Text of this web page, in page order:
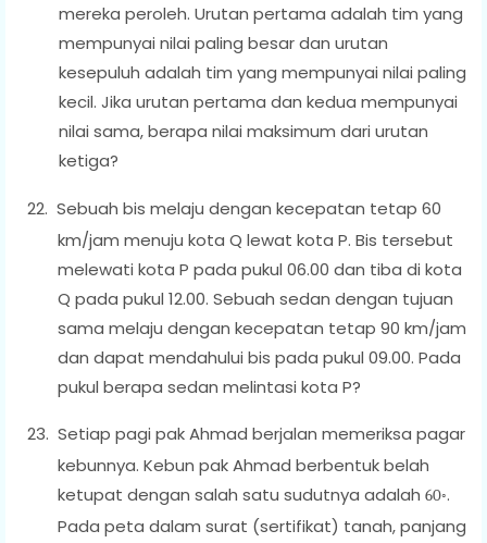
mereka peroleh. Urutan pertama adalah tim yang
mempunyai nilai paling besar dan urutan
kesepuluh adalah tim yang mempunyai nilai paling
kecil. Jika urutan pertama dan kedua mempunyai
nilai sama, berapa nilai maksimum dari urutan
ketiga?
22. Sebuah bis melaju dengan kecepatan tetap 60
km/jam menuju kota Q lewat kota P. Bis tersebut
melewati kota P pada pukul 06.00 dan tiba di kota
Q pada pukul 12.00. Sebuah sedan dengan tujuan
sama melaju dengan kecepatan tetap 90 km/jam
dan dapat mendahului bis pada pukul 09.00. Pada
pukul berapa sedan melintasi kota P?
23. Setiap pagi pak Ahmad berjalan memeriksa pagar
kebunnya. Kebun pak Ahmad berbentuk belah
ketupat dengan salah satu sudutnya adalah 60◦.
Pada peta dalam surat (sertifikat) tanah, panjang